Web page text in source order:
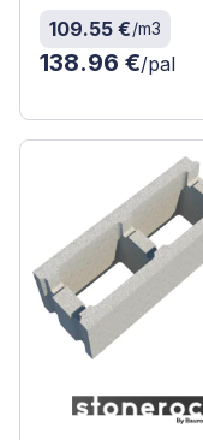
109.55 €/m3
138.96 €/pal